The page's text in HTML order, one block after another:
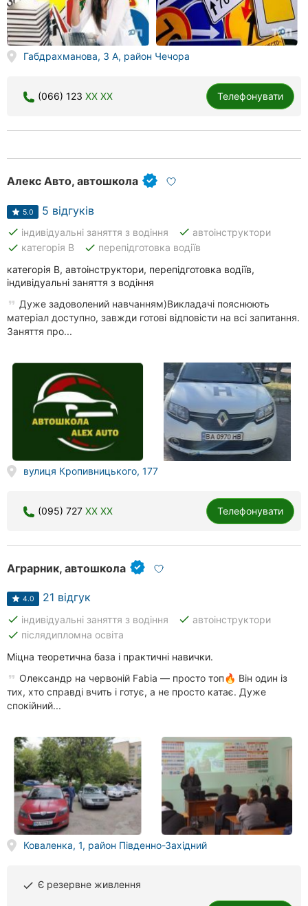
Габдрахманова, 3 А, район Чечора
(066) 123 XX XX Телефонувати
Алекс Авто, автошкола
5.0 5 відгуків
done індивідуальні заняття з водіння done автоінструктори
done категорія В done перепідготовка водіїв
категорія В, автоінструктори, перепідготовка водіїв,
індивідуальні заняття з водіння
Дуже задоволений навчанням)Викладачі пояснюють
матеріал доступно, завжди готові відповісти на всі запитання.
Заняття про...
вулиця Кропивницького, 177
(095) 727 XX XX Телефонувати
Аграрник, автошкола
4.0 21 відгук
done індивідуальні заняття з водіння done автоінструктори
done післядипломна освіта
Міцна теоретична база і практичні навички.
Олександр на червоній Fabia — просто топ🔥 Він один із
тих, хто справді вчить і готує, а не просто катає. Дуже
спокійний...
Коваленка, 1, район Південно-Західний
done Є резервне живлення